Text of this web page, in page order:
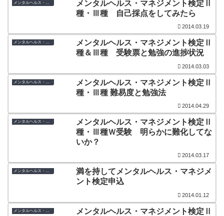
メンタルヘルス・マネジメント検定
メンタルヘルス・マネジメント検定Ⅱ
種・Ⅲ種 自己採点をしてみたら
2014.03.19
メンタルヘルス・マネジメント検定
メンタルヘルス・マネジメント検定Ⅱ
種＆Ⅲ種 受験票と勉強の進捗状況
2014.03.03
メンタルヘルス・マネジメント検定Ⅱ
種・Ⅲ種 難易度と勉強法
2014.04.29
メンタルヘルス・マネジメント検定
メンタルヘルス・マネジメント検定Ⅱ
種・Ⅲ種Ｗ受験 明らかに難化してな
いか？
2014.03.17
メンタルヘルス・マネジメント検定
満を持してメンタルヘルス・マネジメ
ント検定申込
2014.01.12
メンタルヘルス・マネジメント検定Ⅱ